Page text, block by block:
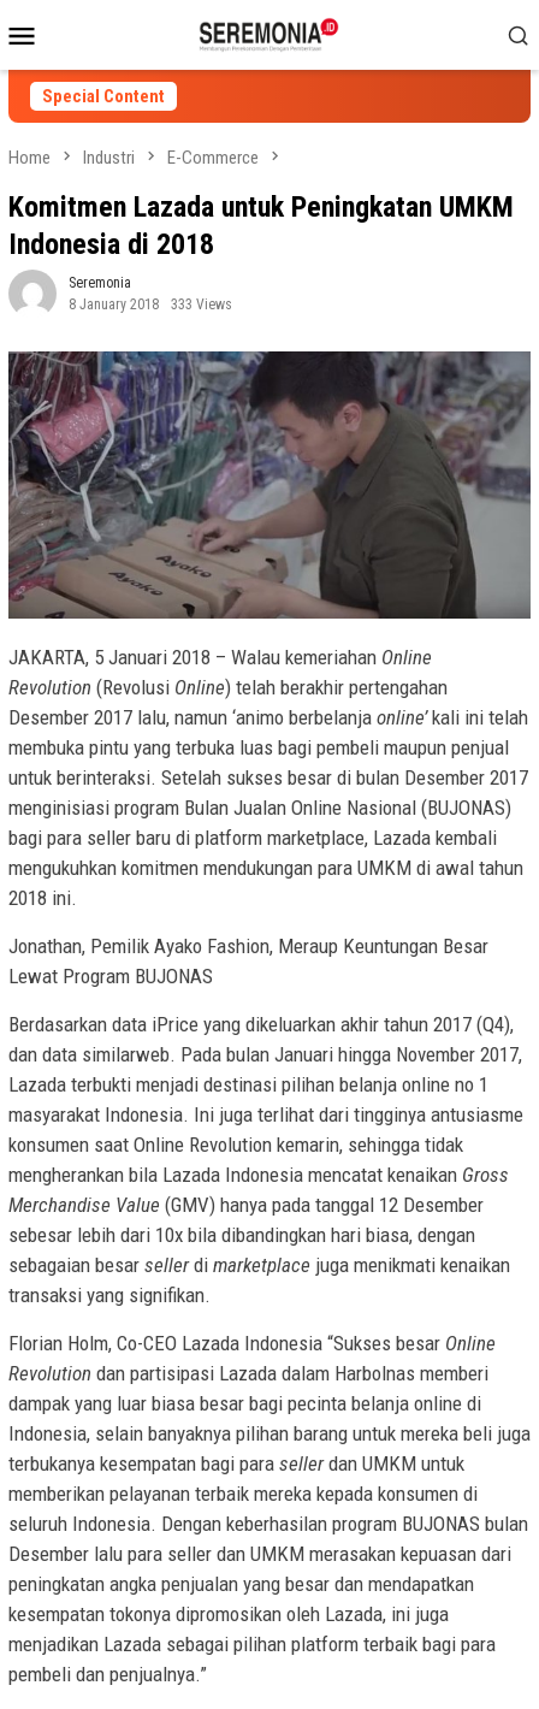
to
contentMenu
Special Content
Home Industri E-Commerce
Komitmen Lazada untuk Peningkatan UMKM
Indonesia di 2018
Seremonia
8 January 2018
333 Views
JAKARTA, 5 Januari 2018 – Walau kemeriahan Online
Revolution (Revolusi Online) telah berakhir pertengahan
Desember 2017 lalu, namun ‘animo berbelanja online’kali ini telah
membuka pintu yang terbuka luas bagi pembeli maupun penjual
untuk berinteraksi. Setelah sukses besar di bulan Desember 2017
menginisiasi program Bulan Jualan Online Nasional (BUJONAS)
bagi para seller baru di platform marketplace, Lazada kembali
mengukuhkan komitmen mendukungan para UMKM di awal tahun
2018 ini.
Jonathan, Pemilik Ayako Fashion, Meraup Keuntungan Besar
Lewat Program BUJONAS
Berdasarkan data iPrice yang dikeluarkan akhir tahun 2017 (Q4),
dan data similarweb. Pada bulan Januari hingga November 2017,
Lazada terbukti menjadi destinasi pilihan belanja online no 1
masyarakat Indonesia. Ini juga terlihat dari tingginya antusiasme
konsumen saat Online Revolution kemarin, sehingga tidak
mengherankan bila Lazada Indonesia mencatat kenaikan Gross
Merchandise Value (GMV) hanya pada tanggal 12 Desember
sebesar lebih dari 10x bila dibandingkan hari biasa, dengan
sebagaian besar sellerdi marketplace juga menikmati kenaikan
transaksi yang signifikan.
Florian Holm, Co-CEO Lazada Indonesia “Sukses besar Online
Revolution dan partisipasi Lazada dalam Harbolnas memberi
dampak yang luar biasa besar bagi pecinta belanja online di
Indonesia, selain banyaknya pilihan barang untuk mereka beli juga
terbukanya kesempatan bagi para sellerdan UMKM untuk
memberikan pelayanan terbaik mereka kepada konsumen di
seluruh Indonesia. Dengan keberhasilan program BUJONAS bulan
Desember lalu para seller dan UMKM merasakan kepuasan dari
peningkatan angka penjualan yang besar dan mendapatkan
kesempatan tokonya dipromosikan oleh Lazada, ini juga
menjadikan Lazada sebagai pilihan platform terbaik bagi para
pembeli dan penjualnya.”